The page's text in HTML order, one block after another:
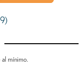
mínimo.